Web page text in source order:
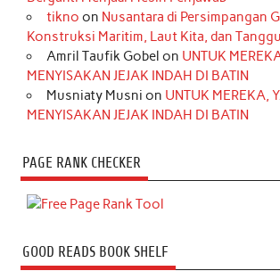
tikno on Nusantara di Persimpangan
Konstruksi Maritim, Laut Kita, dan
Amril Taufik Gobel on UNTUK
MENYISAKAN JEJAK INDAH DI BATIN
Musniaty Musni on UNTUK MEREKA,
MENYISAKAN JEJAK INDAH DI BATIN
PAGE RANK CHECKER
GOOD READS BOOK SHELF